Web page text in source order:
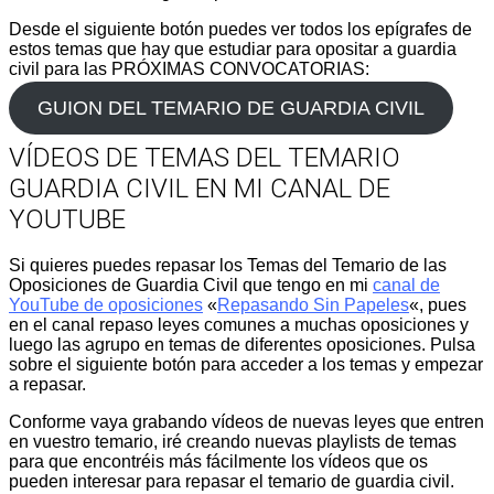
Desde el siguiente botón puedes ver todos los epígrafes de
estos temas que hay que estudiar para opositar a guardia
civil para las PRÓXIMAS CONVOCATORIAS:
GUION DEL TEMARIO DE GUARDIA CIVIL
VÍDEOS DE TEMAS DEL TEMARIO
GUARDIA CIVIL EN MI CANAL DE
YOUTUBE
Si quieres puedes repasar los Temas del Temario de las
Oposiciones de Guardia Civil que tengo en mi canal de
YouTube de oposiciones «Repasando Sin Papeles«, pues
en el canal repaso leyes comunes a muchas oposiciones y
luego las agrupo en temas de diferentes oposiciones. Pulsa
sobre el siguiente botón para acceder a los temas y empezar
a repasar.
Conforme vaya grabando vídeos de nuevas leyes que entren
en vuestro temario, iré creando nuevas playlists de temas
para que encontréis más fácilmente los vídeos que os
pueden interesar para repasar el temario de guardia civil.